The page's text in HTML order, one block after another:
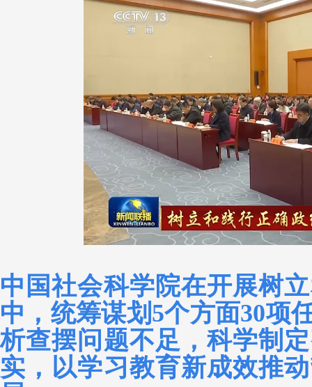
中国社会科学院在开展树
中，统筹谋划5个方面30项
析查摆问题不足，科学制
实，以学习教育新成效推